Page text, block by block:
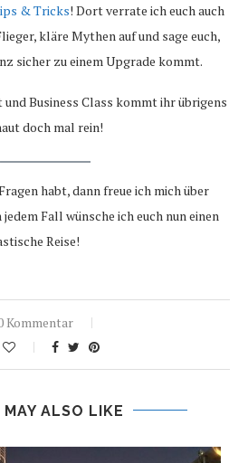
& Tricks! Dort verrate ich euch auch
kläre Mythen auf und sage euch,
sicher zu einem Upgrade kommt.
Business Class kommt ihr übrigens
doch mal rein!
habt, dann freue ich mich über
Fall wünsche ich euch nun einen
Reise!
Kommentar
MAY ALSO LIKE